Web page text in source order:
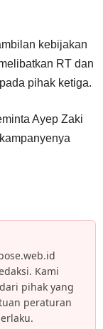
kebijakan
RT dan
pihak ketiga.
Ayep Zaki
Kami
pihak yang
peraturan